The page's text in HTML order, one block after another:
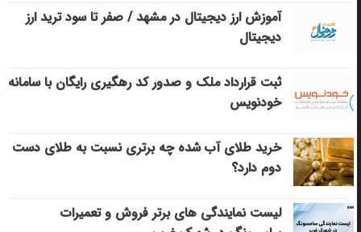
آموزش ارز دیجیتال در مشهد / صفر تا سود ترید ارز
دیجیتال
ثبت قرارداد ملک و صدور کد رهگیری رایگان با سامانه
خودنویس
خرید طلای آب شده چه برتری نسبت به طلای دست
دوم دارد؟
لیست نمایندگی های برتر فروش و تعمیرات